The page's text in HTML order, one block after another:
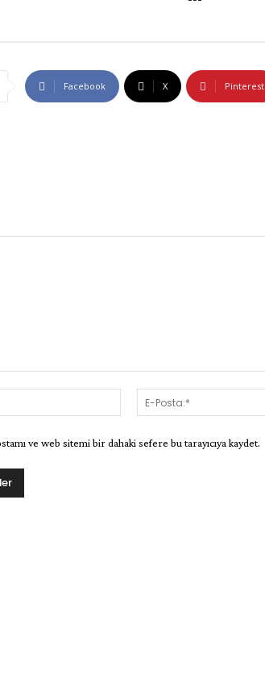
Facebook X Pinterest
İsim:*
ve web sitemi bir dahaki sefere bu tarayıcıya kaydet.